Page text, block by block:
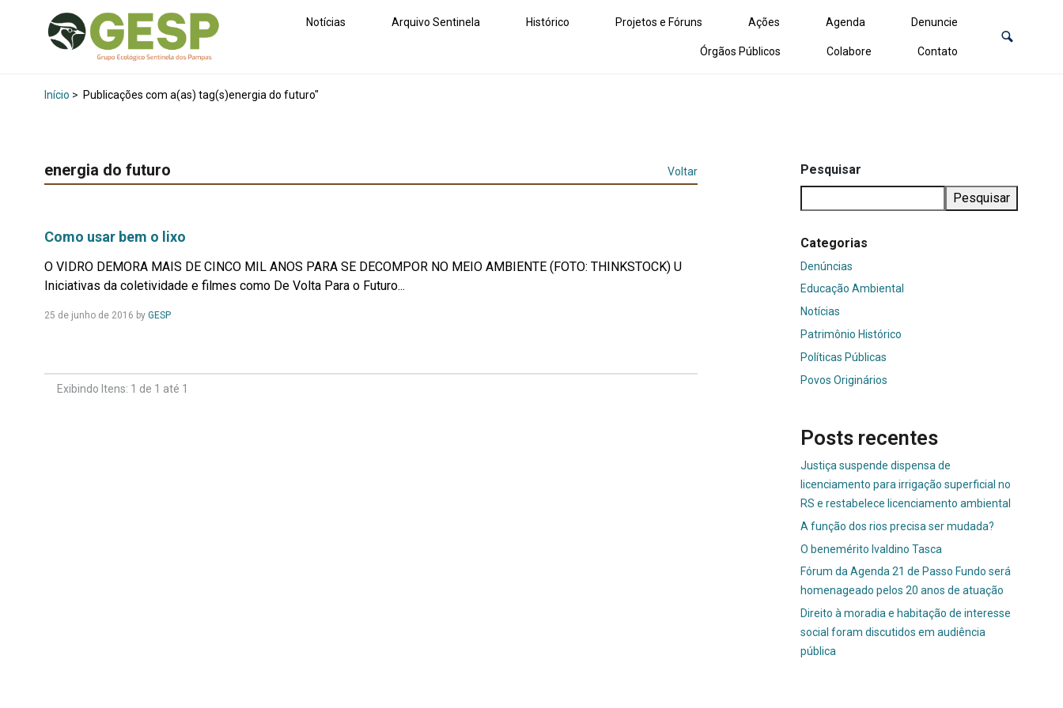
Notícias Arquivo Sentinela Histórico Projetos e Fóruns Ações Agenda Denuncie
Órgãos Públicos Colabore Contato
Início > Publicações com a(as) tag(s)energia do futuro"
energia do futuro Voltar
Como usar bem o lixo
O VIDRO DEMORA MAIS DE CINCO MIL ANOS PARA SE DECOMPOR NO MEIO AMBIENTE (FOTO: THINKSTOCK) U
Iniciativas da coletividade e filmes como De Volta Para o Futuro...
25 de junho de 2016 by GESPLeia
Exibindo Itens: 1 de 1 até 1
Pesquisar
Pesquisar
Categorias
Denúncias
Educação Ambiental
Notícias
Patrimônio Histórico
Políticas Públicas
Povos Originários
Posts recentes
Justiça suspende dispensa de
licenciamento para irrigação superficial no
RS e restabelece licenciamento ambiental
A função dos rios precisa ser mudada?
O benemérito Ivaldino Tasca
Fórum da Agenda 21 de Passo Fundo será
homenageado pelos 20 anos de atuação
Direito à moradia e habitação de interesse
social foram discutidos em audiência
pública